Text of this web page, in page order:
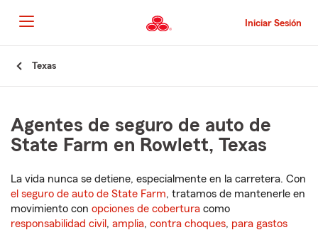
al
contenido
principal
Iniciar Sesión
Texas
Agentes de seguro de auto de
State Farm en Rowlett, Texas
La vida nunca se detiene, especialmente en la carretera. Con
el seguro de auto de State Farm, tratamos de mantenerle en
movimiento con opciones de cobertura como
responsabilidad civil , amplia, contra choques, para gastos